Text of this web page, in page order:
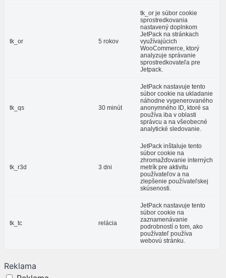
tk_or 5 rokov
tk_or je súbor cookie
sprostredkovania
nastavený doplnkom
JetPack na stránkach
využívajúcich
WooCommerce, ktorý
analyzuje správanie
sprostredkovateľa pre
Jetpack.
tk_qs 30 minút
JetPack nastavuje tento
súbor cookie na ukladanie
náhodne vygenerovaného
anonymného ID, ktoré sa
používa iba v oblasti
správcu a na všeobecné
analytické sledovanie.
tk_r3d 3 dni
JetPack inštaluje tento
súbor cookie na
zhromažďovanie interných
metrík pre aktivitu
používateľov a na
zlepšenie používateľskej
skúsenosti.
tk_tc relácia
JetPack nastavuje tento
súbor cookie na
zaznamenávanie
podrobností o tom, ako
používateľ používa
webovú stránku.
Reklama